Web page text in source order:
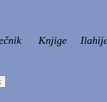
Knjige